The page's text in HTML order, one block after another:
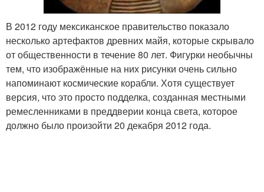
В 2012 году мексиканское правительство показало
несколько артефактов древних майя, которые скрывало
от общественности в течение 80 лет. Фигурки необычны
тем, что изображённые на них рисунки очень сильно
напоминают космические корабли. Хотя существует
версия, что это просто подделка, созданная местными
ремесленниками в преддверии конца света, которое
должно было произойти 20 декабря 2012 года.